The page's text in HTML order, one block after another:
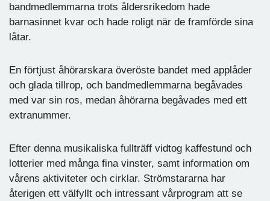
bandmedlemmarna trots åldersrikedom hade
barnasinnet kvar och hade roligt när de framförde sina
låtar.
En förtjust åhörarskara överöste bandet med applåder
och glada tillrop, och bandmedlemmarna begåvades
med var sin ros, medan åhörarna begåvades med ett
extranummer.
Efter denna musikaliska fullträff vidtog kaffestund och
lotterier med många fina vinster, samt information om
vårens aktiviteter och cirklar. Strömstararna har
återigen ett välfyllt och intressant vårprogram att se